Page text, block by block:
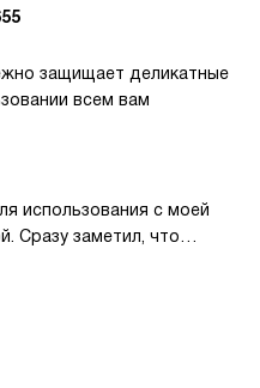
защищает деликатные
всем вам
использования с моей
Сразу заметил, что
защиту при сушке —
выходят без заломов и
что изделие разработано
и совместимо с нужными
Теперь меньше